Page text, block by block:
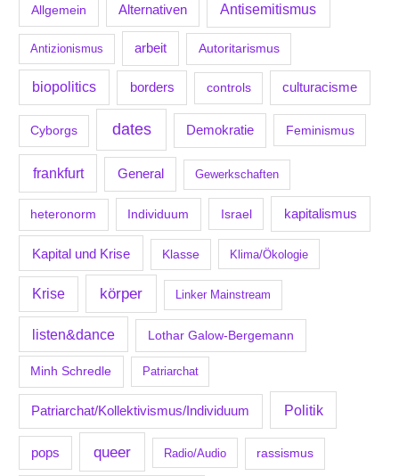
Allgemein Alternativen Antisemitismus
Antizionismus arbeit Autoritarismus
biopolitics borders controls culturacisme
Cyborgs dates Demokratie Feminismus
frankfurt General Gewerkschaften
heteronorm Individuum Israel kapitalismus
Kapital und Krise Klasse Klima/Ökologie
Krise körper Linker Mainstream
listen&dance Lothar Galow-Bergemann
Minh Schredle Patriarchat
Patriarchat/Kollektivismus/Individuum Politik
pops queer Radio/Audio rassismus